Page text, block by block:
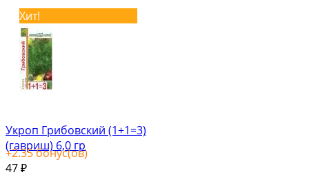
Хит!
Укроп Грибовский (1+1=3)
(гавриш) 6,0 гр
+2.35бонус(ов)
47 ₽